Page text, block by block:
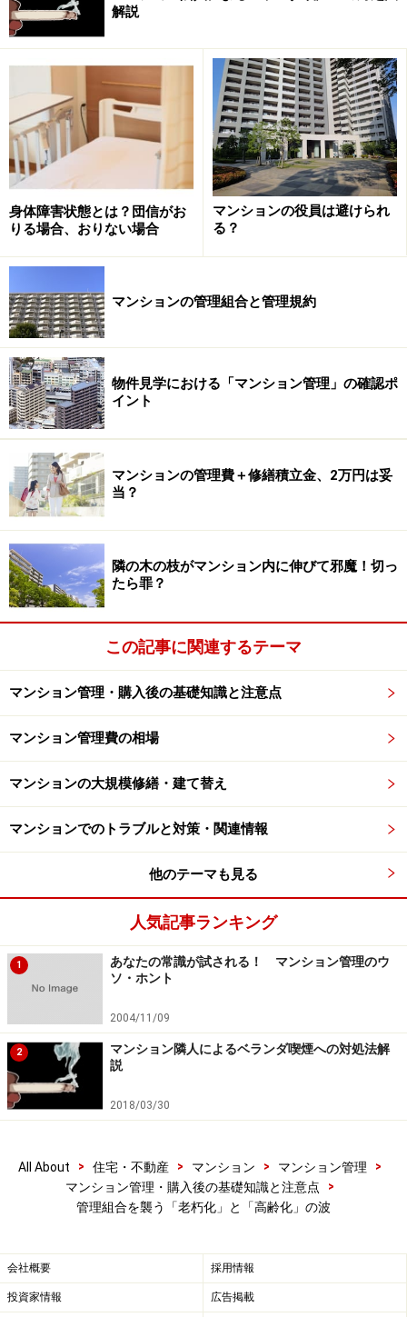
そのため、時間的な融通はつけやすい半面、気力あるい
は体力面での不安を抱える高齢者にとっては、役員を引
い、そのことが「役員のなり手不足」へとつながってい
ます。国土交通省が行った「マンション総合調査（平成
15年度）」でも、「高齢のため」が役員を引き受けない
理由の２番目に挙がっており、さらなるマンション住民
の高齢化が、組合運営を「減速」させる要因になろうと
しています。
役員を引き受けない理由は何ですか？
（出所） 国土交通省「平成15年度マンション総合調査」 （単位：
高齢者の「孤独死」 13％のマンションで
発生
また、居住者の高齢化が修繕積立金の滞納に結びついて
いる現状も見えてきました。「年金生活で資金を負担で
きない高齢者が増加している」というのが、その理由で
す。住宅ローンは完済しているケースが多いとされる一
方で、収入が限られている年配の方にとっては、毎月の
管理費等の負担は容易でないことが分かりました。
その結果、管理組合は「修繕積立金不足」に直結。老朽
用（積立金）が必要となるにもかかわらず、資金不足が
修繕工事の先延ばしを誘引し、さらなる老朽化へと“悪循
環”を繰り返すことになります。今般、大型地震が頻発し
ているだけに、耐震改修工事の遅れが命取りとならない
さらに、もっと深刻な問題として、誰にも気付かれずに
自宅で死亡する高齢者が全体の13％で発生している
した。同調査では、「1986年以前に建てられたマンショ
ンの13.1％に、過去、マンション内で孤独死があった」
としており、「そのうち、築30年以上が69.1％を占め、
解説
身体障害状態とは？団信がお
りる場合、おりない場合
マンションの役員は避けられ
る？
マンションの管理組合と管理規約
物件見学における「マンション管理」の確認ポ
イント
マンションの管理費＋修繕積立金、2万円は妥
当？
隣の木の枝がマンション内に伸びて邪魔！切っ
たら罪？
この記事に関連するテーマ
マンション管理・購入後の基礎知識と注意点
マンション管理費の相場
マンションの大規模修繕・建て替え
マンションでのトラブルと対策・関連情報
他のテーマも見る
人気記事ランキング
1
あなたの常識が試される！ マンション管理のウ
ソ・ホント
2004/11/09
2
マンション隣人によるベランダ喫煙への対処法解
説
2018/03/30
All About > 住宅・不動産 > マンション > マンション管理
>
マンション管理・購入後の基礎知識と注意点
>
管理組合を襲う「老朽化」と「高齢化」の波
会社概要 採用情報
投資家情報 広告掲載